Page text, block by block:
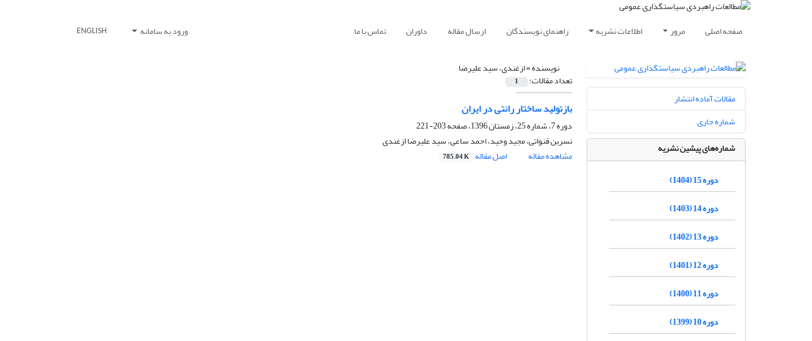
صفحه اصلی مرور اطلاعات نشریه راهنمای نویسندگان ارسال مقاله داوران تماس با ما ورود به سامانه ENGLISH
نویسنده =ازغندی، سید علیرضا
تعداد مقالات: 1
بازتولید ساختار رانتی در ایران
دوره 7، شماره 25، زمستان 1396، صفحه
203-221
نسرین قنواتی، مجید وحید، احمد ساعی، سید علیرضا ازغندی
مشاهده مقاله
اصل مقاله 785.04 K
مقالات آماده انتشار
شماره جاری
شماره‌های پیشین نشریه
دوره 15 (1404)
دوره 14 (1403)
دوره 13 (1402)
دوره 12 (1401)
دوره 11 (1400)
دوره 10 (1399)